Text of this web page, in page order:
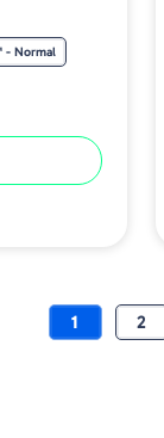
- Normal
1 2